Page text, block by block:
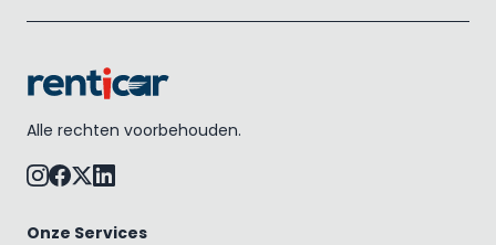
Alle rechten voorbehouden.
Onze Services